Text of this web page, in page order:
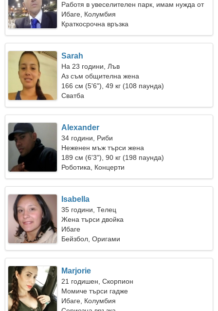
Работя в увеселителен парк, имам нужда от
очарователна жена
Ибаге, Колумбия
Краткосрочна връзка
Sarah
На 23 години, Лъв
Аз съм общителна жена
166 см (5'6"), 49 кг (108 паунда)
Сватба
Alexander
34 години, Риби
Неженен мъж търси жена
189 см (6'3"), 90 кг (198 паунда)
Роботика, Концерти
Isabella
35 години, Телец
Жена търси двойка
Ибаге
Бейзбол, Оригами
Marjorie
21 годишен, Скорпион
Момиче търси гадже
Ибаге, Колумбия